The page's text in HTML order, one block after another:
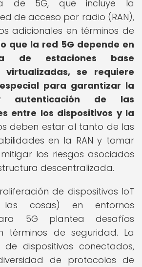
de 5G, que incluye la
de acceso por radio (RAN),
adicionales en términos de
que la red 5G depende en
de estaciones base
se requiere
para garantizar la
autenticación de las
entre los dispositivos y la
deben estar al tanto de las
en la RAN y tomar
los riesgos asociados
descentralizada.
de dispositivos IoT
cosas) en entornos
5G plantea desafíos
términos de seguridad. La
dispositivos conectados,
de protocolos de